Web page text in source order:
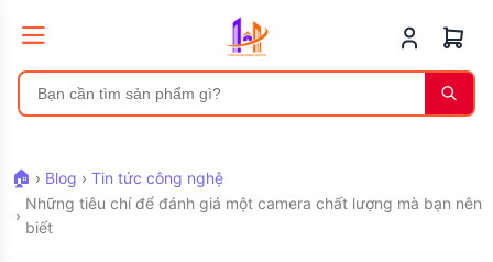
🏠 › Blog › Tin tức công nghệ
›
Những tiêu chí để đánh giá một camera chất lượng mà bạn nên
biết